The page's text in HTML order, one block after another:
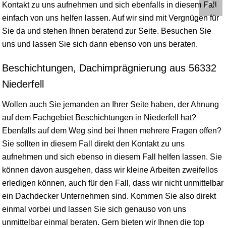
Kontakt zu uns aufnehmen und sich ebenfalls in diesem Fall
einfach von uns helfen lassen. Auf wir sind mit Vergnügen für
Sie da und stehen Ihnen beratend zur Seite. Besuchen Sie
uns und lassen Sie sich dann ebenso von uns beraten.
Beschichtungen, Dachimprägnierung aus 56332
Niederfell
Wollen auch Sie jemanden an Ihrer Seite haben, der Ahnung
auf dem Fachgebiet Beschichtungen in Niederfell hat?
Ebenfalls auf dem Weg sind bei Ihnen mehrere Fragen offen?
Sie sollten in diesem Fall direkt den Kontakt zu uns
aufnehmen und sich ebenso in diesem Fall helfen lassen. Sie
können davon ausgehen, dass wir kleine Arbeiten zweifellos
erledigen können, auch für den Fall, dass wir nicht unmittelbar
ein Dachdecker Unternehmen sind. Kommen Sie also direkt
einmal vorbei und lassen Sie sich genauso von uns
unmittelbar einmal beraten. Gern bieten wir Ihnen die top